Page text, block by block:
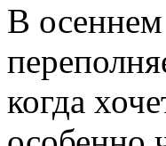
В осеннем
когда